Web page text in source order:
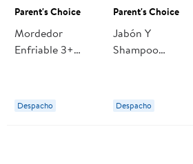
Parent's Choice
Mordedor
Enfriable 3+
Choice
Despacho
Parent's Choice
Jabón Y
Shampoo
Dormir 800 ml
Parent's Choice
Despacho